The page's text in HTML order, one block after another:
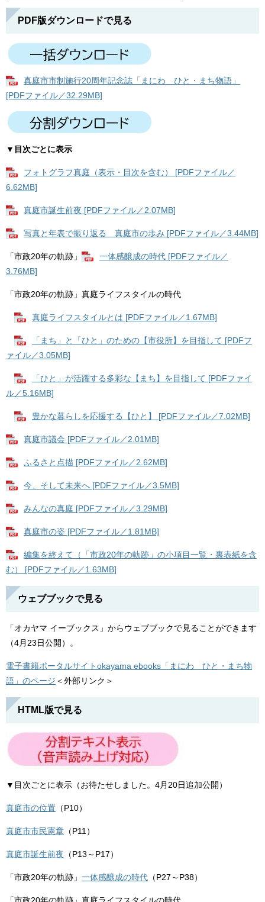
PDF版ダウンロードで見る
真庭市市制施行20周年記念誌「まにわ ひと・まち物語」
[PDFファイル／32.29MB]
▼目次ごとに表示
フォトグラフ真庭（表示・目次を含む） [PDFファイル／
6.62MB]
真庭市誕生前夜 [PDFファイル／2.07MB]
写真と年表で振り返る 真庭市の歩み [PDFファイル／3.44MB]
「市政20年の軌跡」
一体感醸成の時代 [PDFファイル／
3.76MB]
「市政20年の軌跡」真庭ライフスタイルの時代
真庭ライフスタイルとは [PDFファイル／1.67MB]
「まち」と「ひと」のための【市役所】を目指して [PDFフ
ァイル／3.05MB]
「ひと」が活躍する多彩な【まち】を目指して [PDFファイ
ル／5.16MB]
豊かな暮らしを応援する【ひと】 [PDFファイル／7.02MB]
真庭市議会 [PDFファイル／2.01MB]
ふるさと点描 [PDFファイル／2.62MB]
今、そして未来へ [PDFファイル／3.5MB]
みんなの真庭 [PDFファイル／3.29MB]
真庭市の姿 [PDFファイル／1.81MB]
編集を終えて（「市政20年の軌跡」の小項目一覧・裏表紙を含
む） [PDFファイル／1.63MB]
ウェブブックで見る
「オカヤマ イーブックス」からウェブブックで見ることができます
（4月23日公開）。
電子書籍ポータルサイトokayama ebooks「まにわ ひと・まち物
語」のページ ＜外部リンク＞
HTML版で見る
▼目次ごとに表示（お待たせしました。4月20日追加公開）
真庭市の位置 （P10）
真庭市市民憲章 （P11）
真庭市誕生前夜 （P13～P17）
「市政20年の軌跡」 一体感醸成の時代 （P27～P38）